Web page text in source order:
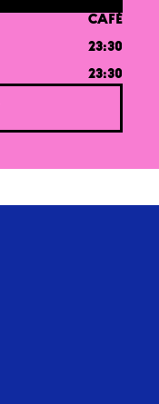
CAFÉ
23:30
23:30